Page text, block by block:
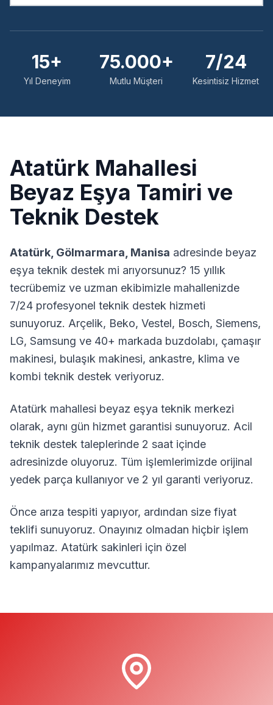
15+
Yıl Deneyim
75.000+
Mutlu Müşteri
7/24
Kesintisiz Hizmet
Atatürk Mahallesi
Beyaz Eşya Tamiri ve
Teknik Destek
Atatürk Gölmarmara Manisa adresinde beyaz
eşya teknik destek mi arıyorsunuz? 15 yıllık
tecrübemiz ve uzman ekibimizle mahallenizde
7/24 profesyonel teknik destek hizmeti
sunuyoruz. Arçelik, Beko, Vestel, Bosch, Siemens,
LG, Samsung ve 40+ markada buzdolabı, çamaşır
makinesi, bulaşık makinesi, ankastre, klima ve
kombi teknik destek veriyoruz.
Atatürk mahallesi beyaz eşya teknik merkezi
olarak, aynı gün hizmet garantisi sunuyoruz. Acil
teknik destek taleplerinde 2 saat içinde
adresinizde oluyoruz. Tüm işlemlerimizde orijinal
yedek parça kullanıyor ve 2 yıl garanti veriyoruz.
Önce arıza tespiti yapıyor, ardından size fiyat
teklifi sunuyoruz. Onayınız olmadan hiçbir işlem
yapılmaz. Atatürk sakinleri için özel
kampanyalarımız mevcuttur.